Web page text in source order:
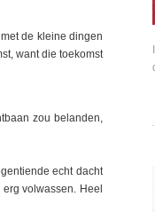
de kleine dingen
want die toekomst
zou belanden,
echt dacht
volwassen. Heel